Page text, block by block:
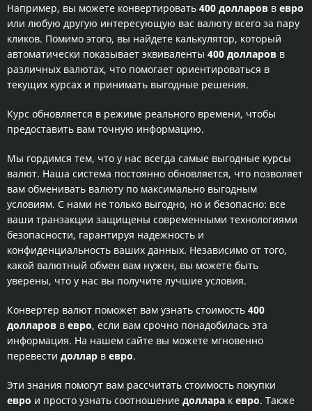
Например, вы можете конвертировать 400 долларов в евро
или любую другую интересующую вас валюту всего за пару
кликов. Помимо этого, вы найдете калькулятор, который
автоматически показывает эквиваленты 400 долларов в
различных валютах, что помогает ориентироваться в
текущих курсах и принимать выгодные решения.
Курс обновляется в режиме реального времени, чтобы
предоставить вам точную информацию.
Мы гордимся тем, что у нас всегда самые выгодные курсы
валют. Наша система постоянно обновляется, что позволяет
вам обменивать валюту по максимально выгодным
условиям. С нами не только выгодно, но и безопасно: все
ваши транзакции защищены современными технологиями
безопасности, гарантируя надежность и
конфиденциальность ваших данных. Независимо от того,
какой валютный обмен вам нужен, вы можете быть
уверены, что у нас вы получите лучшие условия.
Конвертер валют поможет вам узнать стоимость 400
долларов в евро, если вам срочно понадобилась эта
информация. На нашем сайте вы можете мгновенно
перевести доллар в евро.
Эти знания помогут вам рассчитать стоимость покупки
евро и просто узнать соотношение доллара к евро. Также